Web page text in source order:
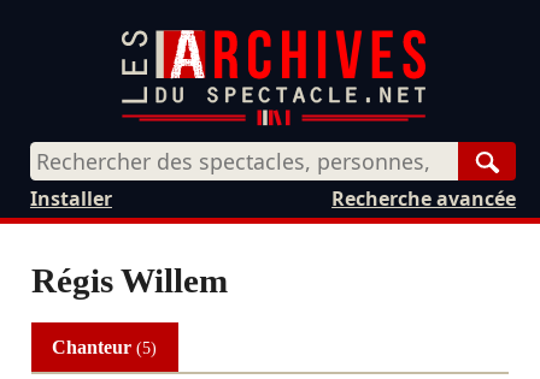
Recherche avancée
Installer
Régis Willem
Chanteur(5)